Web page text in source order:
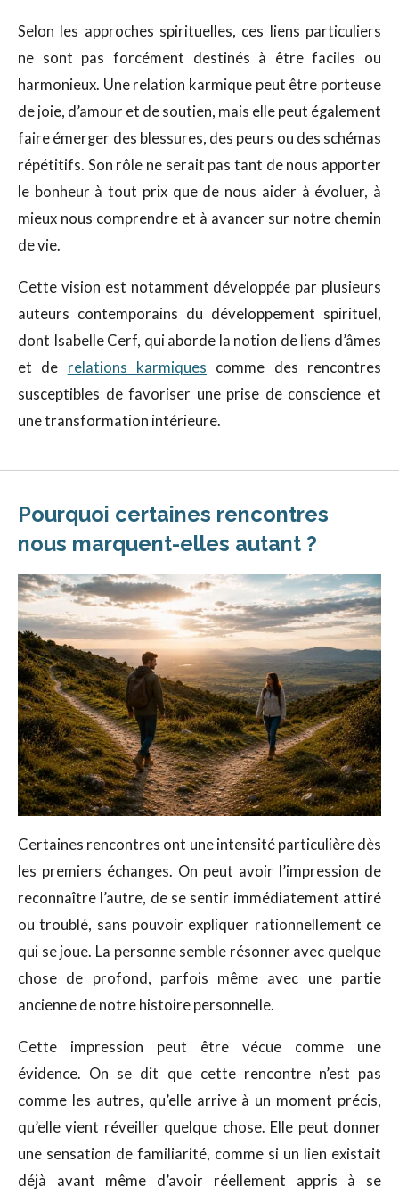
Selon les approches spirituelles, ces liens particuliers
ne sont pas forcément destinés à être faciles ou
harmonieux. Une relation karmique peut être porteuse
de joie, d’amour et de soutien, mais elle peut également
faire émerger des blessures, des peurs ou des schémas
répétitifs. Son rôle ne serait pas tant de nous apporter
le bonheur à tout prix que de nous aider à évoluer, à
mieux nous comprendre et à avancer sur notre chemin
de vie.
Cette vision est notamment développée par plusieurs
auteurs contemporains du développement spirituel,
dont Isabelle Cerf, qui aborde la notion de liens d’âmes
et de relations karmiques comme des rencontres
susceptibles de favoriser une prise de conscience et
une transformation intérieure.
Pourquoi certaines rencontres
nous marquent-elles autant ?
Certaines rencontres ont une intensité particulière dès
les premiers échanges. On peut avoir l’impression de
reconnaître l’autre, de se sentir immédiatement attiré
ou troublé, sans pouvoir expliquer rationnellement ce
qui se joue. La personne semble résonner avec quelque
chose de profond, parfois même avec une partie
ancienne de notre histoire personnelle.
Cette impression peut être vécue comme une
évidence. On se dit que cette rencontre n’est pas
comme les autres, qu’elle arrive à un moment précis,
qu’elle vient réveiller quelque chose. Elle peut donner
une sensation de familiarité, comme si un lien existait
déjà avant même d’avoir réellement appris à se